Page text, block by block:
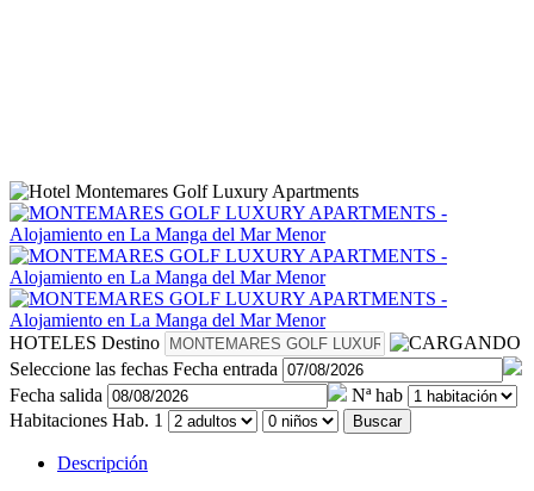
HOTELES Destino
Seleccione las fechas Fecha entrada
Fecha salida
Nª hab
Habitaciones Hab. 1 Buscar
Descripción